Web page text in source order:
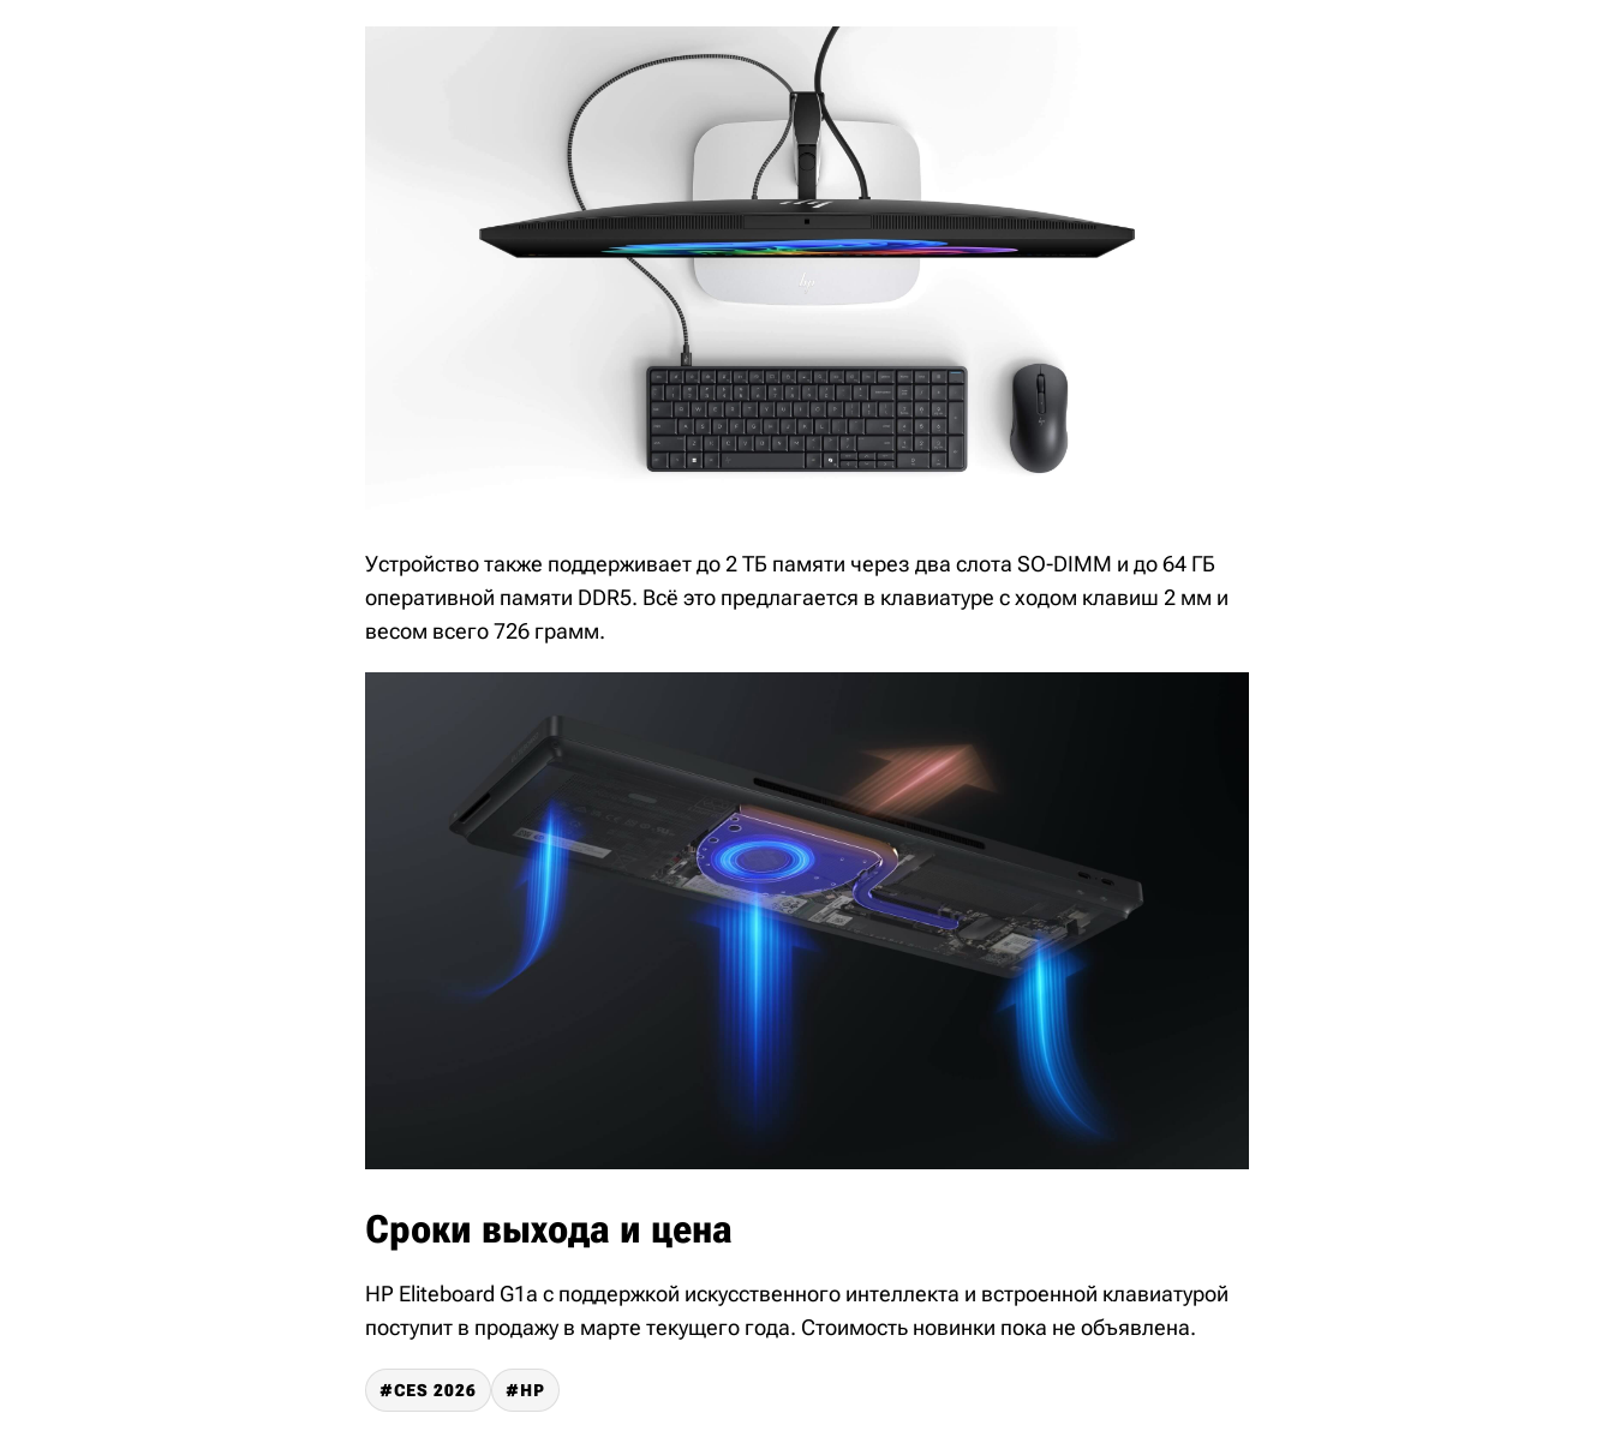
Устройство также поддерживает до 2 ТБ памяти через два слота SO-DIMM и до 64 ГБ
оперативной памяти DDR5. Всё это предлагается в клавиатуре с ходом клавиш 2 мм и
весом всего 726 грамм.
Сроки выхода и цена
HP Eliteboard G1a с поддержкой искусственного интеллекта и встроенной клавиатурой
поступит в продажу в марте текущего года. Стоимость новинки пока не объявлена.
CES 2026 HP